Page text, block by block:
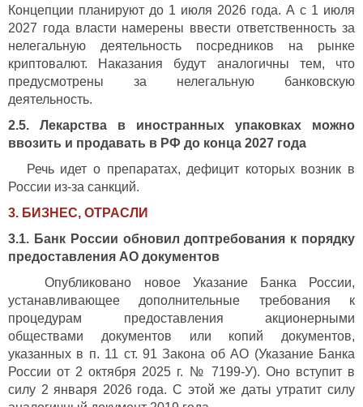
Концепции планируют до 1 июля 2026 года. А с 1 июля
2027 года власти намерены ввести ответственность за
нелегальную деятельность посредников на рынке
криптовалют. Наказания будут аналогичны тем, что
предусмотрены за нелегальную банковскую
деятельность.
2.5. Лекарства в иностранных упаковках можно
ввозить и продавать в РФ до конца 2027 года
Речь идет о препаратах, дефицит которых возник в
России из-за санкций.
3. БИЗНЕС, ОТРАСЛИ
3.1. Банк России обновил доптребования к порядку
предоставления АО документов
Опубликовано новое Указание Банка России,
устанавливающее дополнительные требования к
процедурам предоставления акционерными
обществами документов или копий документов,
указанных в п. 11 ст. 91 Закона об АО (Указание Банка
России от 2 октября 2025 г. № 7199-У). Оно вступит в
силу 2 января 2026 года. С этой же даты утратит силу